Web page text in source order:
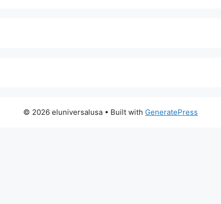
© 2026 eluniversalusa • Built with GeneratePress